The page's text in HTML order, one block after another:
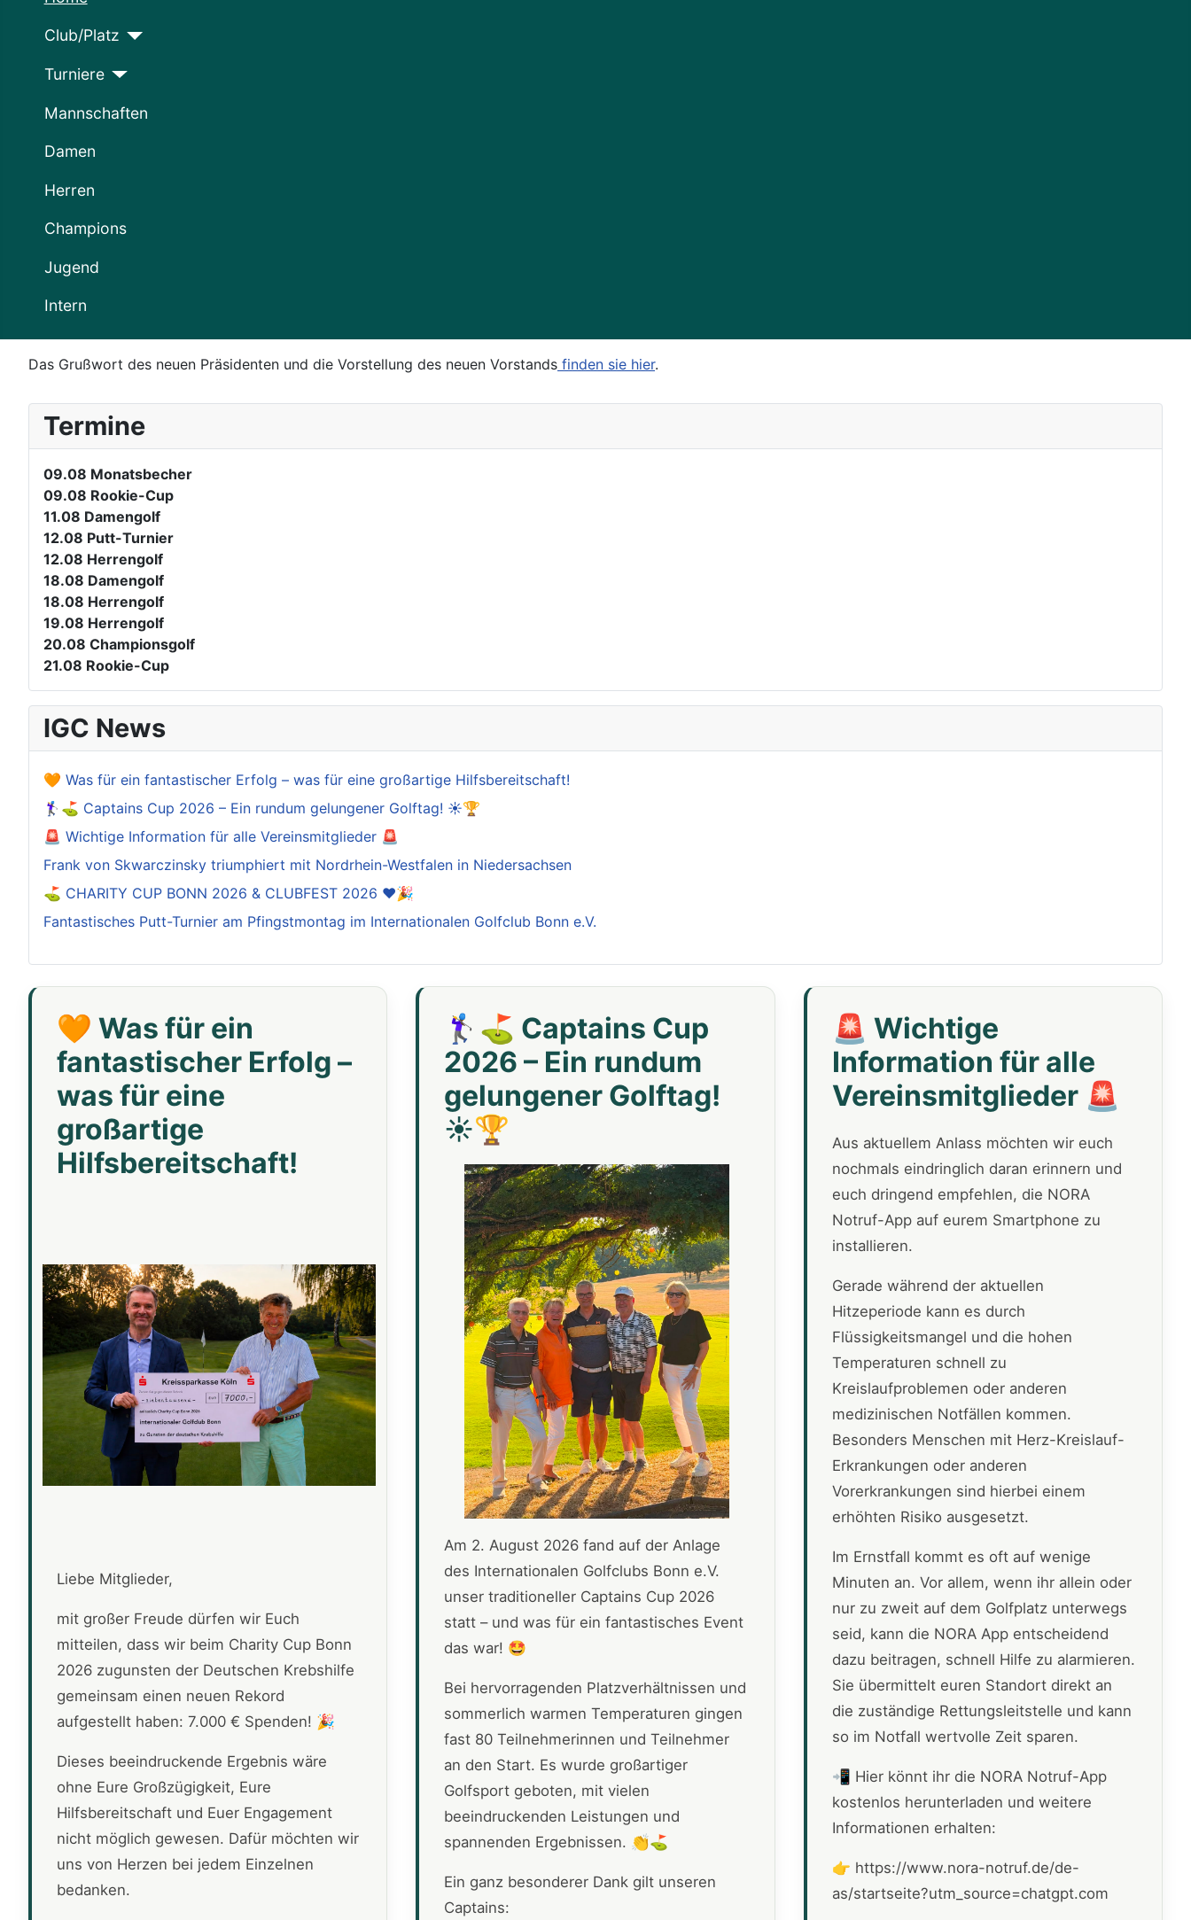
Club/Platz
Turniere
Mannschaften
Damen
Herren
Champions
Jugend
Intern
Das Grußwort des neuen Präsidenten und die Vorstellung des neuen Vorstands finden sie hier.
Termine
09.08 Monatsbecher
09.08 Rookie-Cup
11.08 Damengolf
12.08 Putt-Turnier
12.08 Herrengolf
18.08 Damengolf
18.08 Herrengolf
19.08 Herrengolf
20.08 Championsgolf
21.08 Rookie-Cup
IGC News
🧡 Was für ein fantastischer Erfolg – was für eine großartige Hilfsbereitschaft!
🏌️‍♀️⛳ Captains Cup 2026 – Ein rundum gelungener Golftag! ☀️🏆
🚨 Wichtige Information für alle Vereinsmitglieder 🚨
Frank von Skwarczinsky triumphiert mit Nordrhein-Westfalen in Niedersachsen
⛳️ CHARITY CUP BONN 2026 & CLUBFEST 2026 ❤️🎉
Fantastisches Putt-Turnier am Pfingstmontag im Internationalen Golfclub Bonn e.V.
🧡 Was für ein
fantastischer Erfolg –
was für eine
großartige
Hilfsbereitschaft!
Liebe Mitglieder,
mit großer Freude dürfen wir Euch
mitteilen, dass wir beim Charity Cup Bonn
2026 zugunsten der Deutschen Krebshilfe
gemeinsam einen neuen Rekord
aufgestellt haben: 7.000 € Spenden! 🎉
Dieses beeindruckende Ergebnis wäre
ohne Eure Großzügigkeit, Eure
Hilfsbereitschaft und Euer Engagement
nicht möglich gewesen. Dafür möchten wir
uns von Herzen bei jedem Einzelnen
bedanken.
🏌️‍♀️⛳ Captains Cup
2026 – Ein rundum
gelungener Golftag!
☀️🏆
Am 2. August 2026 fand auf der Anlage
des Internationalen Golfclubs Bonn e.V.
unser traditioneller Captains Cup 2026
statt – und was für ein fantastisches Event
das war! 🤩
Bei hervorragenden Platzverhältnissen und
sommerlich warmen Temperaturen gingen
fast 80 Teilnehmerinnen und Teilnehmer
an den Start. Es wurde großartiger
Golfsport geboten, mit vielen
beeindruckenden Leistungen und
spannenden Ergebnissen. 👏⛳
Ein ganz besonderer Dank gilt unseren
Captains:
🚨 Wichtige
Information für alle
Vereinsmitglieder 🚨
Aus aktuellem Anlass möchten wir euch
nochmals eindringlich daran erinnern und
euch dringend empfehlen, die NORA
Notruf-App auf eurem Smartphone zu
installieren.
Gerade während der aktuellen
Hitzeperiode kann es durch
Flüssigkeitsmangel und die hohen
Temperaturen schnell zu
Kreislaufproblemen oder anderen
medizinischen Notfällen kommen.
Besonders Menschen mit Herz-Kreislauf-
Erkrankungen oder anderen
Vorerkrankungen sind hierbei einem
erhöhten Risiko ausgesetzt.
Im Ernstfall kommt es oft auf wenige
Minuten an. Vor allem, wenn ihr allein oder
nur zu zweit auf dem Golfplatz unterwegs
seid, kann die NORA App entscheidend
dazu beitragen, schnell Hilfe zu alarmieren.
Sie übermittelt euren Standort direkt an
die zuständige Rettungsleitstelle und kann
so im Notfall wertvolle Zeit sparen.
📲 Hier könnt ihr die NORA Notruf-App
kostenlos herunterladen und weitere
Informationen erhalten:
👉 https://www.nora-notruf.de/de-
as/startseite?utm_source=chatgpt.com